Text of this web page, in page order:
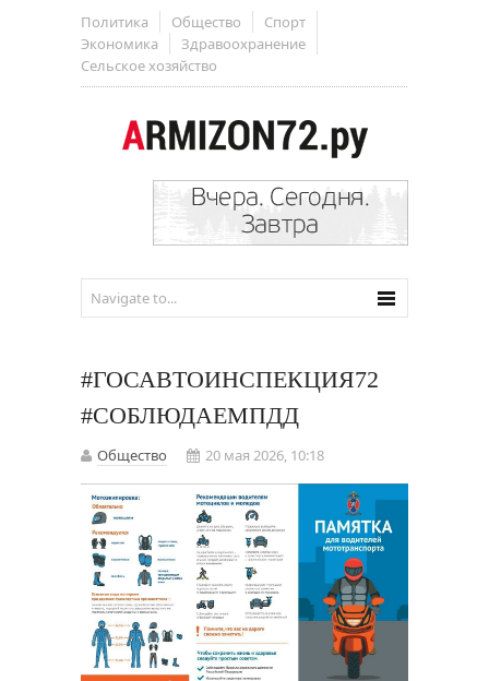
Политика Общество
Спорт
Экономика
Здравоохранение
Сельское хозяйство
#ГОСАВТОИНСПЕКЦИЯ72
#СОБЛЮДАЕМПДД
Общество 20 мая 2026, 10:18